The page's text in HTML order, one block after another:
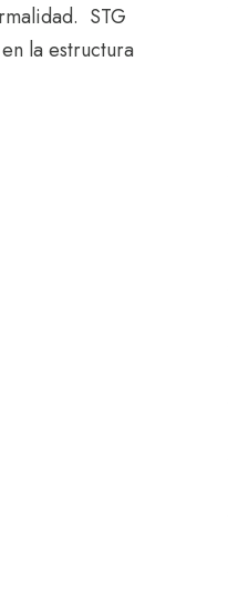
STG
la estructura